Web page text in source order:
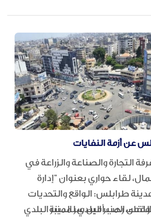
يستمر حتى السابع من أيلول
عن أزمة النفايات
التجارة والصناعة والزراعة في
لقاء حواري بعنوان "إدارة
طرابلس: الواقع والتحديات
من المنبر البلدي لمدينة
رحب أمين سر المنبر البلدي